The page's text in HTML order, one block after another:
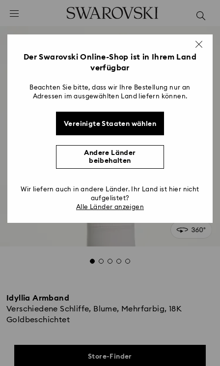
Liste Tastaturkürzel
2 - Footer
Idyllia Armband
Verschiedene Schliffe, Blume, Mehrfarbig, 18K
Goldbeschichtet
Store-Finder
Der Swarovski Online-Shop ist in Ihrem Land
verfügbar
Beachten Sie bitte, dass wir Ihre Bestellung nur an
Adressen im ausgewählten Land liefern können.
Vereinigte Staaten wählen
Andere Länder
beibehalten
Wir liefern auch in andere Länder. Ihr Land ist hier nicht
aufgelistet?
Alle Länder anzeigen